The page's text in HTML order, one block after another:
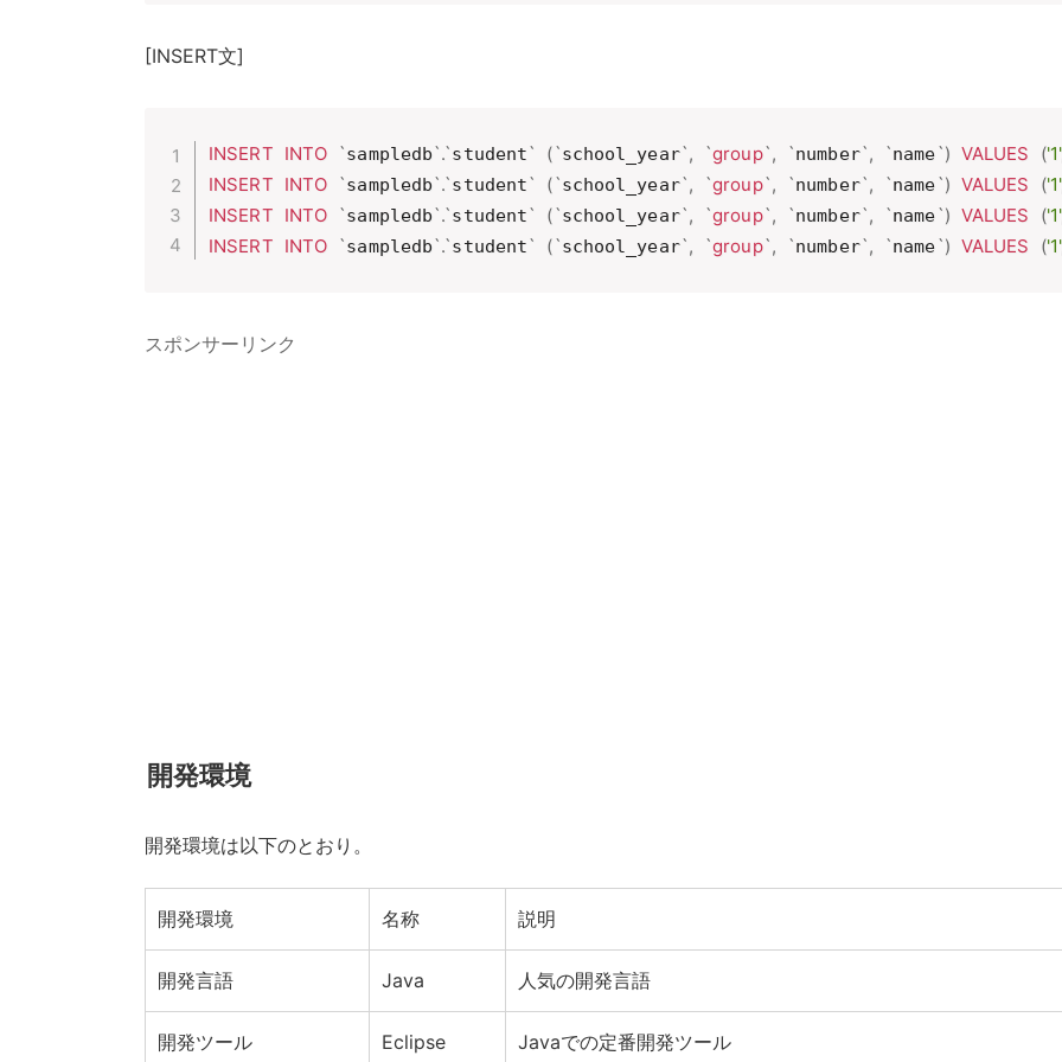
[INSERT文]
INSERT INTO `sampledb`.`student` (`school_year`, `group`, `number`, `name`) VALUES ('1'
INSERT INTO `sampledb`.`student` (`school_year`, `group`, `number`, `name`) VALUES ('1'
INSERT INTO `sampledb`.`student` (`school_year`, `group`, `number`, `name`) VALUES ('1'
INSERT INTO `sampledb`.`student` (`school_year`, `group`, `number`, `name`) VALUES ('1'
スポンサーリンク
開発環境
開発環境は以下のとおり。
開発環境 名称 説明
開発言語 Java 人気の開発言語
開発ツール Eclipse Javaでの定番開発ツール